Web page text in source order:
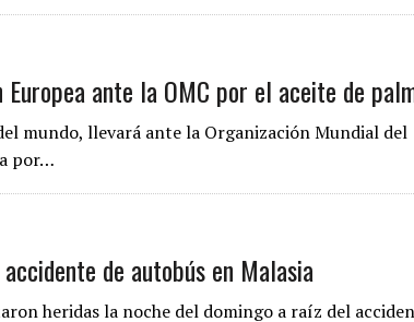
ante la OMC por el aceite de
mundo, llevará ante la Organización Mundial del
por…
de autobús en Malasia
heridas la noche del domingo a raíz del